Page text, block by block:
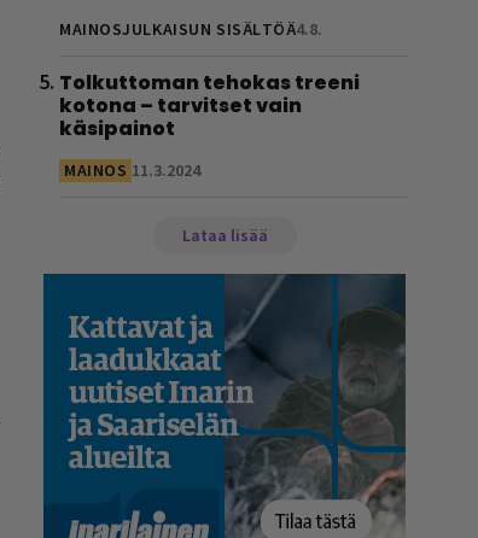
MAINOSJULKAISUN SISÄLTÖÄ4.8.
Tolkuttoman tehokas treeni
kotona – tarvitset vain
käsipainot
MAINOS 11.3.2024
Lataa lisää